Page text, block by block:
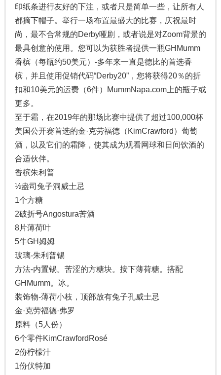
印纸条进行友好的下注，或者只是简单一些，让所有人
都摘下帽子。举行一场布置最盛大的比赛，庆祝最时
尚，最不合常规的Derby哑剧，或者说是对Zoom背景的
最具创意的使用。您可以为获胜者提供一瓶GHMumm
香槟（每瓶约50美元）-多年来一直是德比的首选香
槟，并且使用促销代码“Derby20”，您将获得20％的折
扣和10美元的运费（6件）MummNapa.com上的瓶子或
更多。
至于霜，在2019年的那场比赛中提供了超过100,000杯
美国公开赛首选的金·克劳福德（KimCrawford）葡萄
酒，以及它们的霜降，使其成为观看网球和日间饮酒的
合适伙伴。
香槟朱利普
½盎司兔子洞威士忌
1个方糖
2破折号Angostura苦酒
8片薄荷叶
5牛GH姆姆
玻璃-朱利普锡
方法-内置锡。苦涩的方糖块。按下薄荷糖。搭配
GHMumm。冰。
装饰物-薄荷小枝，顶部放有兔子孔威士忌
金·克劳福德·弗罗
原料（5人份）
6个零件KimCrawfordRosé
2份柠檬汁
1份伏特加